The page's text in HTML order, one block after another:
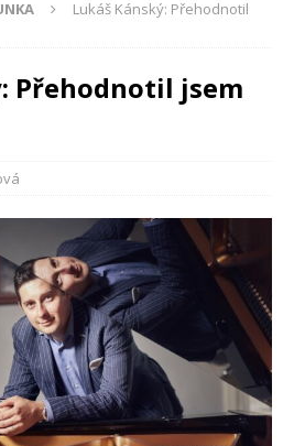
Lukáš Kánský: Přehodnotil
Přehodnotil jsem